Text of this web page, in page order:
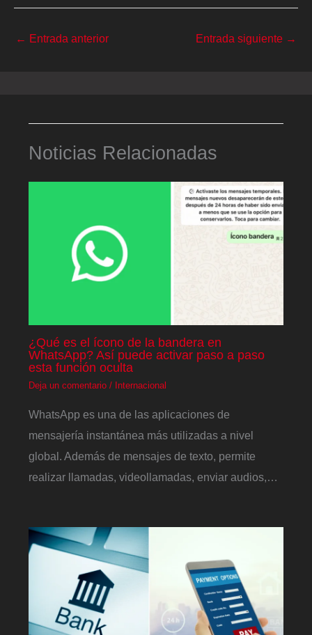
← Entrada anterior Entrada siguiente →
Noticias Relacionadas
¿Qué es el ícono de la bandera en
WhatsApp? Así puede activar paso a paso
esta función oculta
Deja un comentario / Internacional
WhatsApp es una de las aplicaciones de
mensajería instantánea más utilizadas a nivel
global. Además de mensajes de texto, permite
realizar llamadas, videollamadas, enviar audios,…